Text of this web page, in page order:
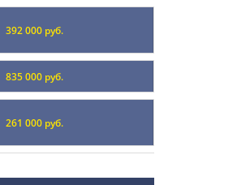
392 000 руб.
835 000 руб.
261 000 руб.